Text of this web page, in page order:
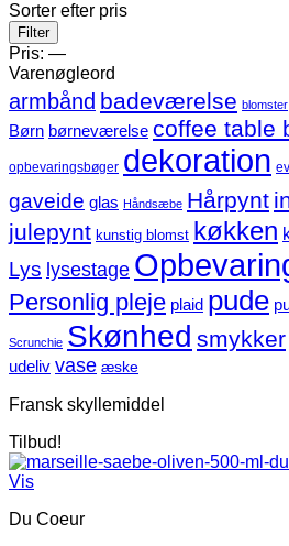
Sorter efter pris
Mindste
pris
Højeste
pris
Filter
Pris: —
Varenøgleord
armbånd badeværelse blomster
Børn børneværelse coffee table
opbevaringsbøger dekoration
gaveide glas Håndsæbe Hårpynt
julepynt kunstig blomst køkken
Lys lysestage
Personlig pleje plaid pude
Scrunchie Skønhed smykker
udeliv vase æske
Fransk skyllemiddel
Tilbud!
Vis
Du Coeur